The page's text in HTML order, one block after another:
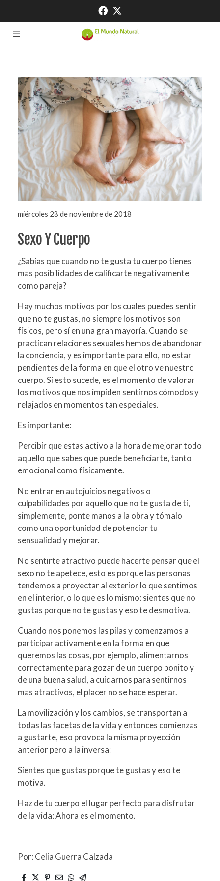
miércoles 28 de noviembre de 2018
Sexo Y Cuerpo
¿Sabías que cuando no te gusta tu cuerpo tienes
mas posibilidades de calificarte negativamente
como pareja?
Hay muchos motivos por los cuales puedes sentir
que no te gustas, no siempre los motivos son
físicos, pero sí en una gran mayoría. Cuando se
practican relaciones sexuales hemos de abandonar
la conciencia, y es importante para ello, no estar
pendientes de la forma en que el otro ve nuestro
cuerpo. Si esto sucede, es el momento de valorar
los motivos que nos impiden sentirnos cómodos y
relajados en momentos tan especiales.
Es importante:
Percibir que estas activo a la hora de mejorar todo
aquello que sabes que puede beneficiarte, tanto
emocional como físicamente.
No entrar en autojuicios negativos o
culpabilidades por aquello que no te gusta de ti,
simplemente, ponte manos a la obra y tómalo
como una oportunidad de potenciar tu
sensualidad y mejorar.
No sentirte atractivo puede hacerte pensar que el
sexo no te apetece, esto es porque las personas
tendemos a proyectar al exterior lo que sentimos
en el interior, o lo que es lo mismo: sientes que no
gustas porque no te gustas y eso te desmotiva.
Cuando nos ponemos las pilas y comenzamos a
participar activamente en la forma en que
queremos las cosas, por ejemplo, alimentarnos
correctamente para gozar de un cuerpo bonito y
de una buena salud, a cuidarnos para sentirnos
mas atractivos, el placer no se hace esperar.
La movilización y los cambios, se transportan a
todas las facetas de la vida y entonces comienzas
a gustarte, eso provoca la misma proyección
anterior pero a la inversa:
Sientes que gustas porque te gustas y eso te
motiva.
Haz de tu cuerpo el lugar perfecto para disfrutar
de la vida: Ahora es el momento.
Por: Celia Guerra Calzada